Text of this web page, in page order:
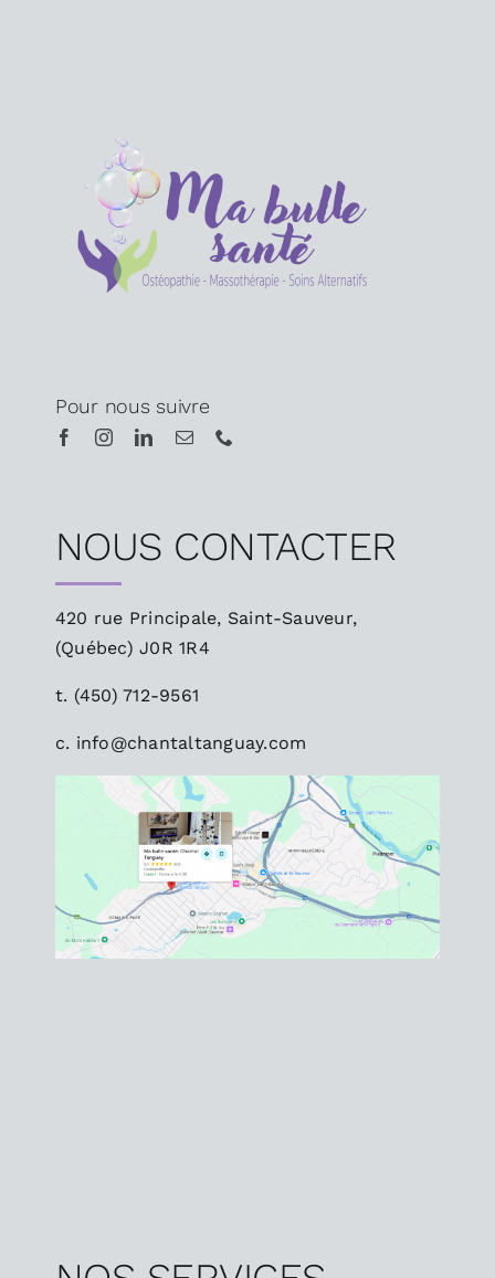
Pour nous suivre
NOUS CONTACTER
420 rue Principale, Saint-Sauveur,
(Québec)J0R 1R4
t. (450) 712-9561
c. info@chantaltanguay.com